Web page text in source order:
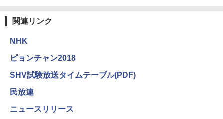
関連リンク
NHK
ピョンチャン2018
SHV試験放送タイムテーブル(PDF)
民放連
ニュースリリース